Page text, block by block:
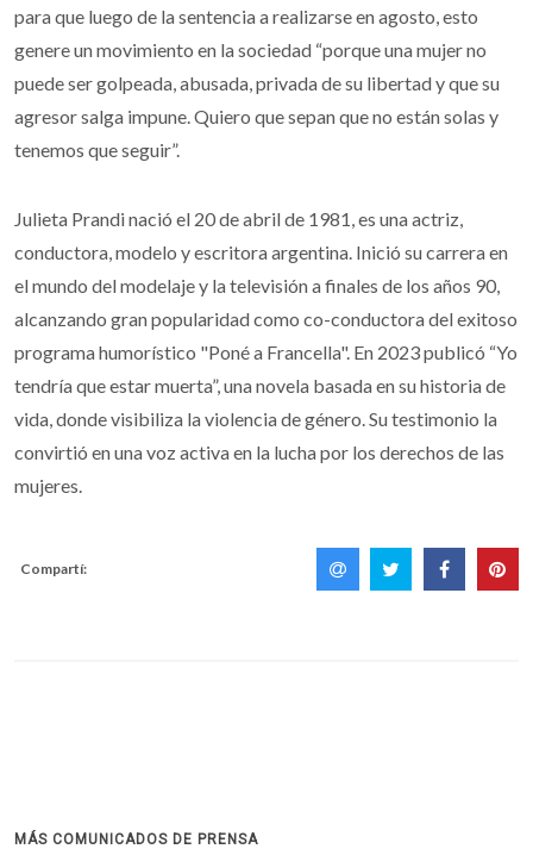
para que luego de la sentencia a realizarse en agosto, esto
genere un movimiento en la sociedad “porque una mujer no
puede ser golpeada, abusada, privada de su libertad y que su
agresor salga impune. Quiero que sepan que no están solas y
tenemos que seguir”.
Julieta Prandi nació el 20 de abril de 1981, es una actriz,
conductora, modelo y escritora argentina. Inició su carrera en
el mundo del modelaje y la televisión a finales de los años 90,
alcanzando gran popularidad como co-conductora del exitoso
programa humorístico "Poné a Francella". En 2023 publicó “Yo
tendría que estar muerta”, una novela basada en su historia de
vida, donde visibiliza la violencia de género. Su testimonio la
convirtió en una voz activa en la lucha por los derechos de las
mujeres.
Compartí:
MÁS COMUNICADOS DE PRENSA